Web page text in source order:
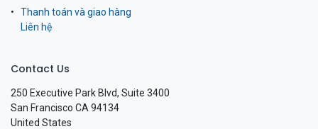
Thanh toán và giao hàng
Liên hệ
Contact Us
250 Executive Park Blvd, Suite 3400
San Francisco CA 94134
United States